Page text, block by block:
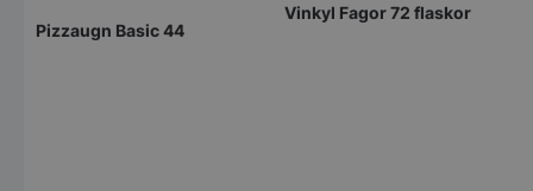
Pizzaugn Basic 44
Vinkyl Fagor 72 flaskor